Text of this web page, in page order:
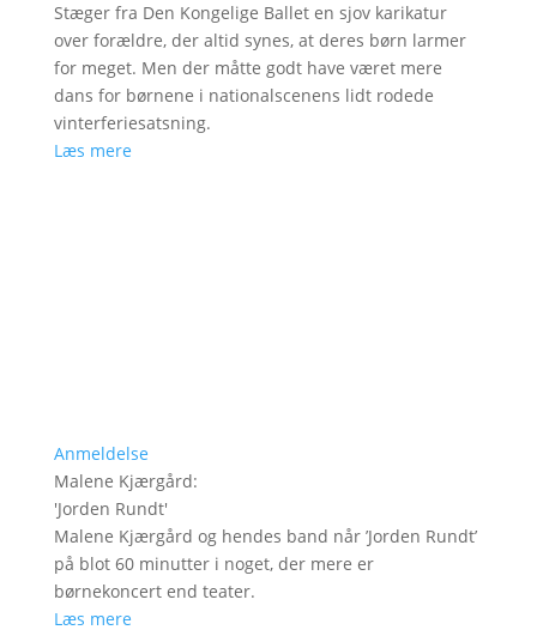
Stæger fra Den Kongelige Ballet en sjov karikatur
over forældre, der altid synes, at deres børn larmer
for meget. Men der måtte godt have været mere
dans for børnene i nationalscenens lidt rodede
vinterferiesatsning.
Læs mere
Anmeldelse
Malene Kjærgård:
'Jorden Rundt'
Malene Kjærgård og hendes band når ’Jorden Rundt’
på blot 60 minutter i noget, der mere er
børnekoncert end teater.
Læs mere